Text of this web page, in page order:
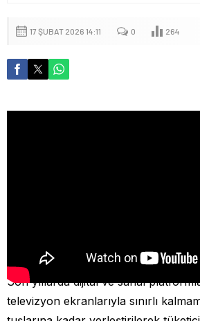
17 ŞUBAT 2026 14:11 0 264
Son yıllarda dijital ve sanal
televizyon ekranlarıyla sınırlı